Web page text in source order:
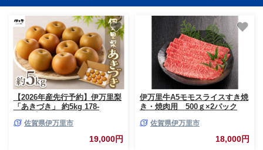
【2026年産先行予約】伊万里梨
「あきづき」 約5kg 178-
もの】佐賀県伊万里市
19,000円
伊万里牛A5モモスライスすき焼
き・焼肉用 500ｇ×2パック
佐賀県伊万里市
18,000円